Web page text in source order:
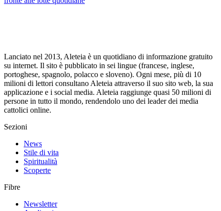
Lanciato nel 2013, Aleteia è un quotidiano di informazione gratuito
su internet. Il sito è pubblicato in sei lingue (francese, inglese,
portoghese, spagnolo, polacco e sloveno). Ogni mese, più di 10
milioni di lettori consultano Aleteia attraverso il suo sito web, la sua
applicazione e i social media. Aleteia raggiunge quasi 50 milioni di
persone in tutto il mondo, rendendolo uno dei leader dei media
cattolici online.
Sezioni
News
Stile di vita
Spiritualità
Scoperte
Fibre
Newsletter